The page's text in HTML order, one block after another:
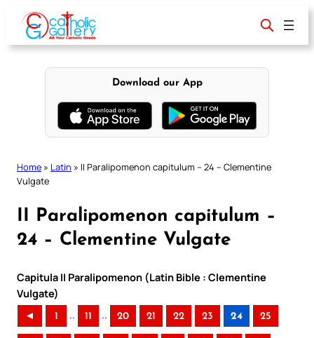
content
Download our App
Home » Latin » II Paralipomenon capitulum – 24 – Clementine
Vulgate
II Paralipomenon capitulum –
24 – Clementine Vulgate
Capitula II Paralipomenon (Latin Bible : Clementine
Vulgate)
◄ 1 .. 11 .. 20 21 22 23 24 25